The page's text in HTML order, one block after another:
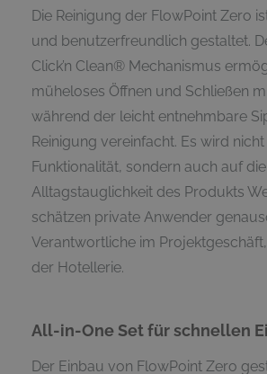
Die Reinigung der FlowPoint Zero
und benutzerfreundlich gestaltet.
Click’n Clean® Mechanismus
müheloses Öffnen und Schließen
während der leicht entnehmbare
Reinigung vereinfacht. Es wird
Funktionalität, sondern auch auf die
Alltagstauglichkeit des Produkts
schätzen private Anwender
Verantwortliche im
der Hotellerie.
All-in-One Set für schnellen
Der Einbau von FlowPoint Zero